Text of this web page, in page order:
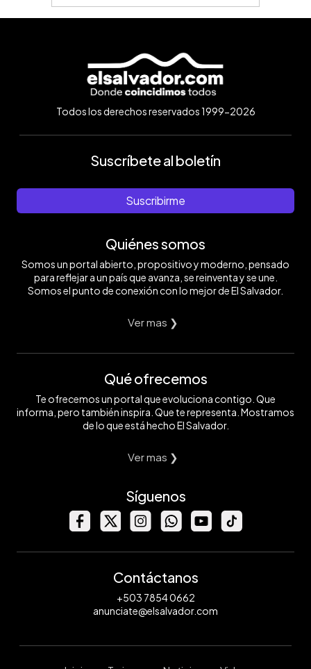
Todos los derechos reservados 1999-2026
Suscríbete al boletín
Suscribirme
Quiénes somos
Somos un portal abierto, propositivo y moderno, pensado
para reflejar a un país que avanza, se reinventa y se une.
Somos el punto de conexión con lo mejor de El Salvador.
Ver mas ❯
Qué ofrecemos
Te ofrecemos un portal que evoluciona contigo. Que
informa, pero también inspira. Que te representa. Mostramos
de lo que está hecho El Salvador.
Ver mas ❯
Síguenos
Contáctanos
+503 7854 0662
anunciate@elsalvador.com